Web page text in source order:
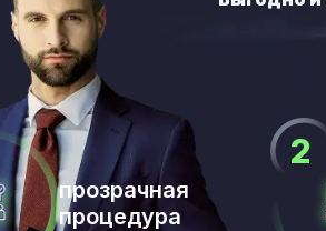
прозрачная
процедура